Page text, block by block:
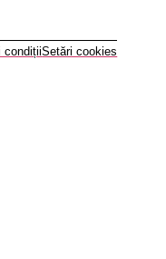
condițiiSetări cookies